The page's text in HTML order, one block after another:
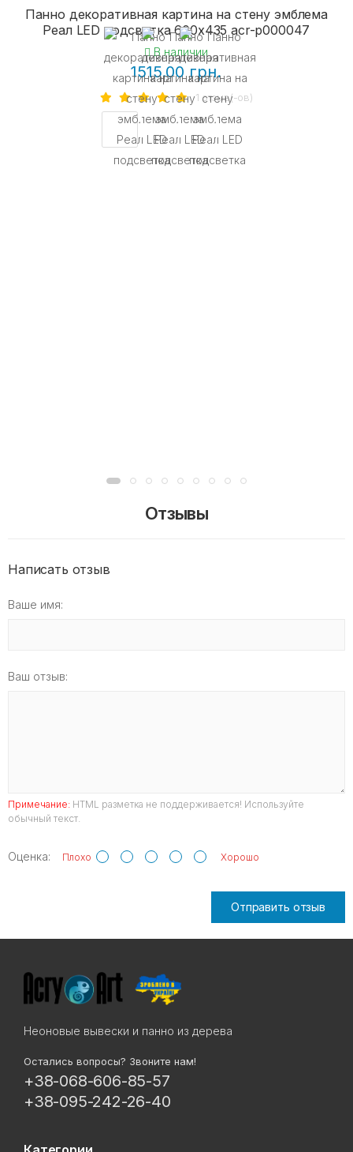
Панно декоративная картина на стену эмблема
Реал LED подсветка 600х435 acr-p000047
В наличии
1515.00 грн.
1 отзыв(-ов)
Отзывы
Написать отзыв
Ваше имя:
Ваш отзыв:
Примечание: HTML разметка не поддерживается! Используйте
обычный текст.
Оценка: Плохо Хорошо
Отправить отзыв
Неоновые вывески и панно из дерева
Остались вопросы? Звоните нам!
+38-068-606-85-57
+38-095-242-26-40